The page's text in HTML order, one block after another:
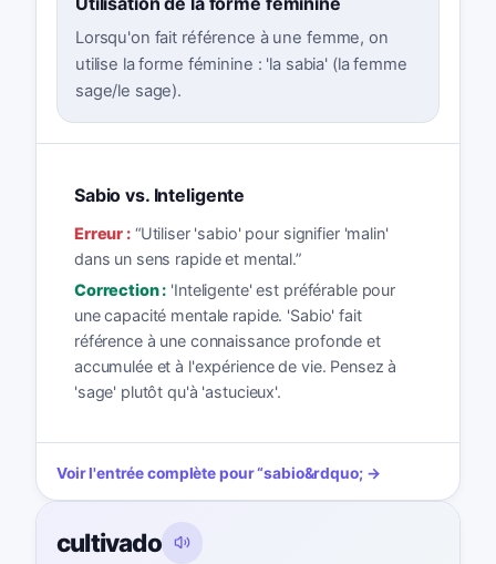
Lorsqu'on fait référence à une femme, on
utilise la forme féminine : 'la sabia' (la femme
sage/le sage).
Sabio vs. Inteligente
Erreur :“Utiliser 'sabio' pour signifier 'malin'
dans un sens rapide et mental.”
Correction : 'Inteligente' est préférable pour
une capacité mentale rapide. 'Sabio' fait
référence à une connaissance profonde et
accumulée et à l'expérience de vie. Pensez à
'sage' plutôt qu'à 'astucieux'.
Voir l'entrée complète pour“sabio&rdquo; →
cultivado